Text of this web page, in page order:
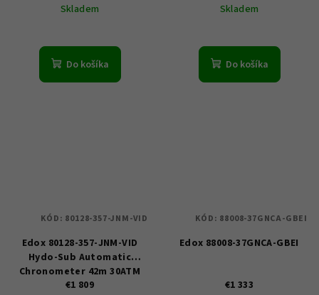
Skladem
Do košíka
Skladem
Do košíka
Edox 80128-357-JNM-VID
Hydo-Sub Automatic
Chronometer 42m 30ATM
€1 809
KÓD: 80128-357-JNM-VID
Edox 88008-37GNCA-GBEI
€1 333
KÓD: 88008-37GNCA-GBEI